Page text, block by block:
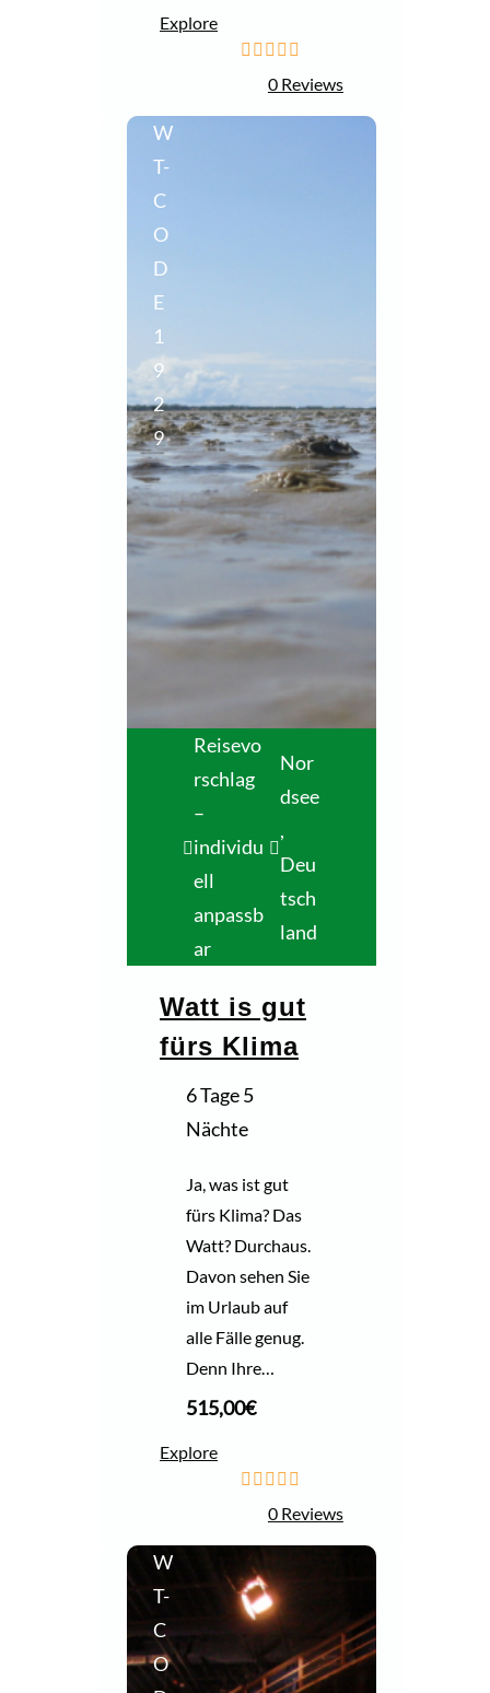
Explore
u
0 Reviews
W
T-
C
O
D
E
1
9
2
9
Reisevo
rschlag
–
individu
ell
anpassb
ar
Nor
dsee
,
Deu
tsch
land
Watt is gut
fürs Klima
6 Tage 5
Nächte
Ja, was ist gut
fürs Klima? Das
Watt? Durchaus.
Davon sehen Sie
im Urlaub auf
alle Fälle genug.
Denn Ihre…
515,00€
Explore
u
o
f
0 Reviews
W
T-
C
O